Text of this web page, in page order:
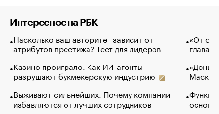
Интересное на РБК
Насколько ваш авторитет зависит от
атрибутов престижа? Тест для лидеров
Казино проиграло. Как ИИ-агенты
разрушают букмекерскую индустрию
Выживают сильнейших. Почему компании
избавляются от лучших сотрудников
«От
глава
Маск в
основ